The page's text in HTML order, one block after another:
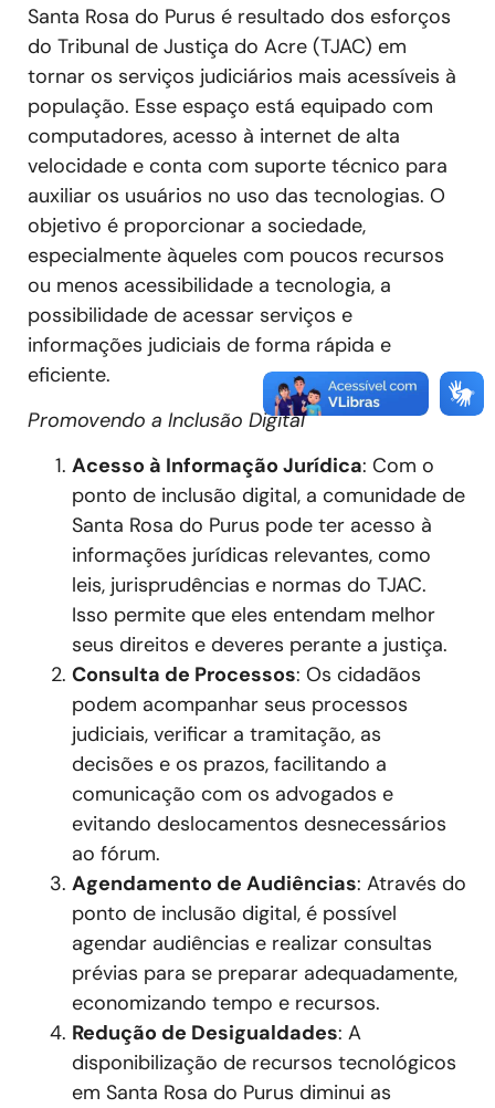
Santa Rosa do Purus é resultado dos esforços
do Tribunal de Justiça do Acre (TJAC) em
tornar os serviços judiciários mais acessíveis à
população. Esse espaço está equipado com
computadores, acesso à internet de alta
velocidade e conta com suporte técnico para
auxiliar os usuários no uso das tecnologias. O
objetivo é proporcionar a sociedade,
especialmente àqueles com poucos recursos
ou menos acessibilidade a tecnologia, a
possibilidade de acessar serviços e
informações judiciais de forma rápida e
eficiente.
Promovendo a Inclusão Digital
Acesso à Informação Jurídica: Com o
ponto de inclusão digital, a comunidade de
Santa Rosa do Purus pode ter acesso à
informações jurídicas relevantes, como
leis, jurisprudências e normas do TJAC.
Isso permite que eles entendam melhor
seus direitos e deveres perante a justiça.
Consulta de Processos: Os cidadãos
podem acompanhar seus processos
judiciais, verificar a tramitação, as
decisões e os prazos, facilitando a
comunicação com os advogados e
evitando deslocamentos desnecessários
ao fórum.
Agendamento de Audiências: Através do
ponto de inclusão digital, é possível
agendar audiências e realizar consultas
prévias para se preparar adequadamente,
economizando tempo e recursos.
Redução de Desigualdades: A
disponibilização de recursos tecnológicos
em Santa Rosa do Purus diminui as